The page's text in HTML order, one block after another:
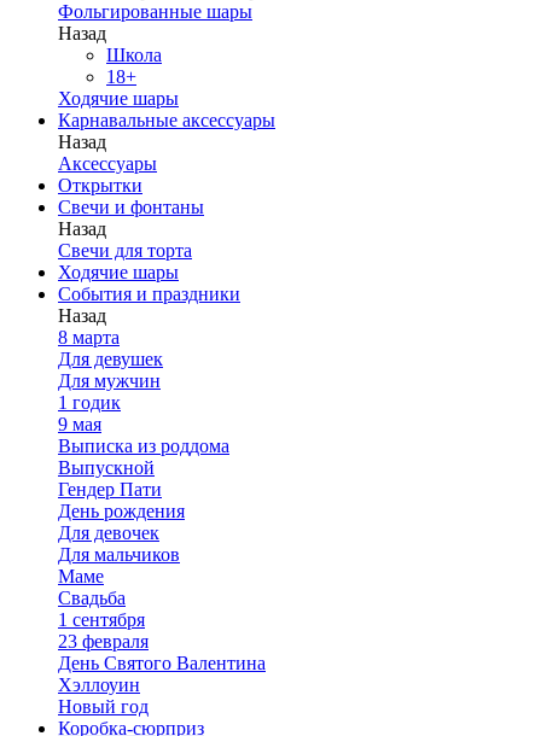
Фольгированные шары
Назад
Школа
18+
Ходячие шары
Карнавальные аксессуары
Назад
Аксессуары
Открытки
Свечи и фонтаны
Назад
Свечи для торта
Ходячие шары
События и праздники
Назад
8 марта
Для девушек
Для мужчин
1 годик
9 мая
Выписка из роддома
Выпускной
Гендер Пати
День рождения
Для девочек
Для мальчиков
Маме
Свадьба
1 сентября
23 февраля
День Святого Валентина
Хэллоуин
Новый год
Коробка-сюрприз